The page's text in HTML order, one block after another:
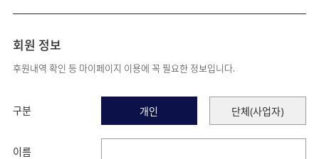
회원 정보
후원내역 확인 등 마이페이지 이용에 꼭 필요한 정보입니다.
구분 개인 단체(사업자)
이름